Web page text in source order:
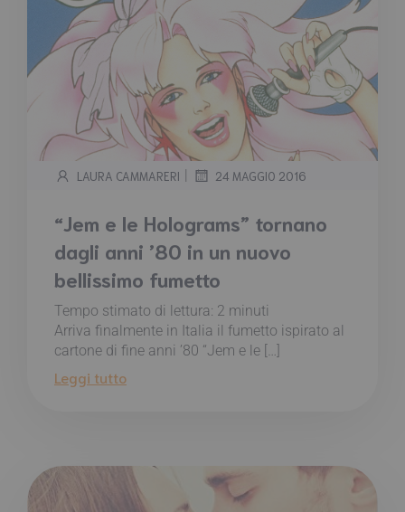
LAURA CAMMARERI | 24 MAGGIO 2016
“Jem e le Holograms” tornano
dagli anni ’80 in un nuovo
bellissimo fumetto
Tempo stimato di lettura: 2 minuti
Arriva finalmente in Italia il fumetto ispirato al
cartone di fine anni ’80 “Jem e le […]
Leggi tutto